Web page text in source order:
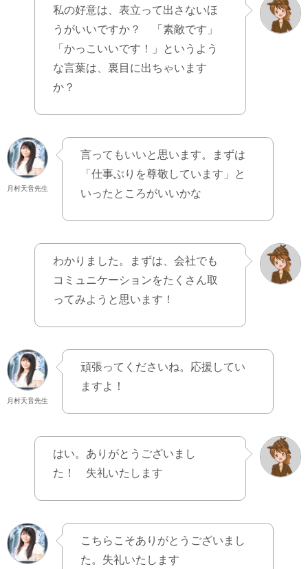
私の好意は、表立って出さないほ
うがいいですか？ 「素敵です」
「かっこいいです！」というよう
な言葉は、裏目に出ちゃいます
か？
月村天音先生
言ってもいいと思います。まずは
「仕事ぶりを尊敬しています」と
いったところがいいかな
わかりました。まずは、会社でも
コミュニケーションをたくさん取
ってみようと思います！
月村天音先生
頑張ってくださいね。応援してい
ますよ！
はい。ありがとうございまし
た！ 失礼いたします
こちらこそありがとうございまし
た。失礼いたします